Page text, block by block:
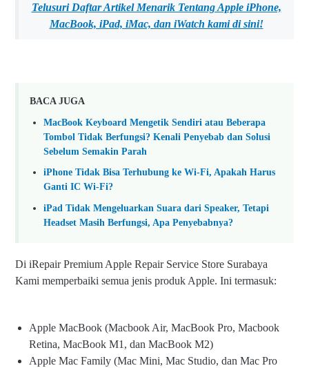
Telusuri Daftar Artikel Menarik Tentang Apple iPhone,
MacBook, iPad, iMac, dan iWatch kamidi sini!
BACA JUGA
MacBook Keyboard Mengetik Sendiri atau Beberapa
Tombol Tidak Berfungsi? Kenali Penyebab dan Solusi
Sebelum Semakin Parah
iPhone Tidak Bisa Terhubung ke Wi-Fi, Apakah Harus
Ganti IC Wi-Fi?
iPad Tidak Mengeluarkan Suara dari Speaker, Tetapi
Headset Masih Berfungsi, Apa Penyebabnya?
Di iRepair Premium Apple Repair Service Store Surabaya
Kami memperbaiki semua jenis produk Apple. Ini termasuk:
Apple MacBook (Macbook Air, MacBook Pro, Macbook
Retina, MacBook M1, dan MacBook M2)
Apple Mac Family (Mac Mini, Mac Studio, dan Mac Pro